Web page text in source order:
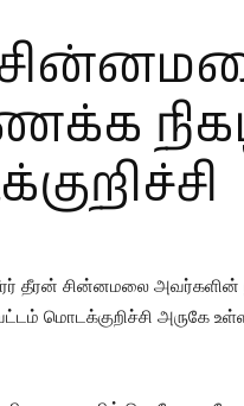
கட்சி
தீரன் சின்னமலை அவர்களின்
மொடக்குறிச்சி அருகே